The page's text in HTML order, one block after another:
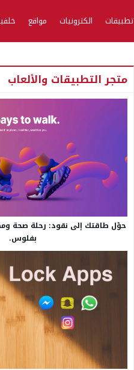
تطبيقات الكترونيات مواقع
متجر التطبيقات والألعاب
حوّل طاقتك إلى نقود: رحلة صحة
بفلوس.